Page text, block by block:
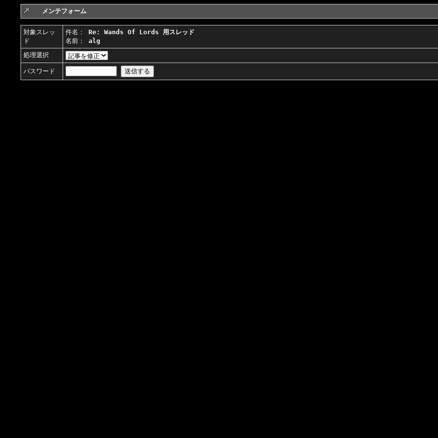
メンテフォーム
対象スレッ
ド
件名： Re: Wands Of Lords 用スレッド
名前： alg
処理選択
パスワード